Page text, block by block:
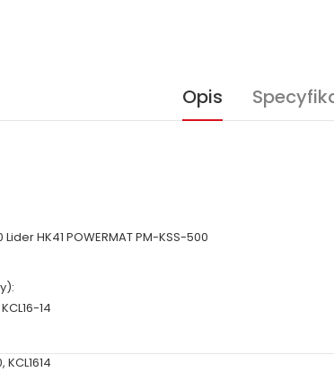
Opis
HK41 POWERMAT PM-KSS-500
14
, KCL1614